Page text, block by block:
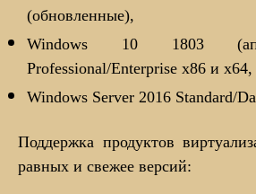
(обновленные),
Windows 10 1803
Professional/Enterprise x86 и x64,
Windows Server 2016 Standard/
Поддержка продуктов
равных и свежее версий: